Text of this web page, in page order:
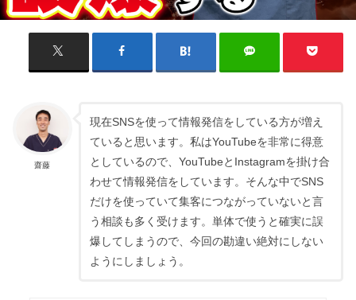
齋藤
現在SNSを使って情報発信をしている方が増え
ていると思います。私はYouTubeを非常に得意
としているので、YouTubeとInstagramを掛け合
わせて情報発信をしています。そんな中でSNS
だけを使っていて集客につながっていないと言
う相談も多く受けます。単体で使うと確実に誤
爆してしまうので、今回の勘違い絶対にしない
ようにしましょう。